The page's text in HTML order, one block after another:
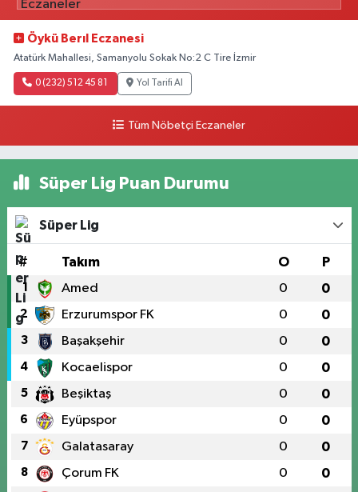
Öykü Berıl Eczanesi
Atatürk Mahallesi, Samanyolu Sokak No:2 C Tire İzmir
0 (232) 512 45 81 Yol Tarifi Al
Tüm Nöbetçi Eczaneler
Süper Lig Puan Durumu
Süper Lig
# Takım O P
1 Amed 0 0
2 Erzurumspor FK 0 0
3 Başakşehir 0 0
4 Kocaelispor 0 0
5 Beşiktaş 0 0
6 Eyüpspor 0 0
7 Galatasaray 0 0
8 Çorum FK 0 0